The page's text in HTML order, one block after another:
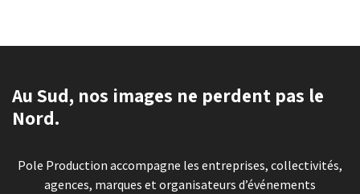
Au Sud, nos images ne perdent pas le
Nord.
Pole Production accompagne les entreprises, collectivités,
agences, marques et organisateurs d’événements